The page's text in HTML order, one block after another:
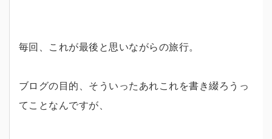
毎回、これが最後と思いながらの旅行。
ブログの目的、そういったあれこれを書き綴ろうっ
てことなんですが、